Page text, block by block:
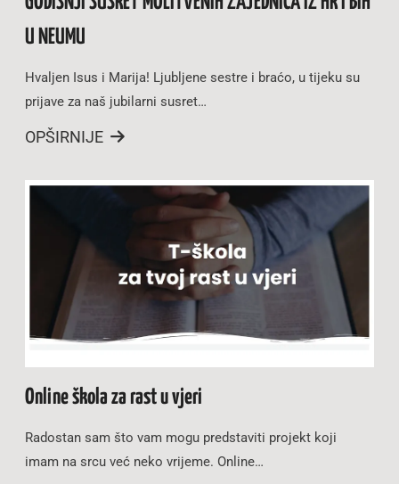
U NEUMU
Hvaljen Isus i Marija! Ljubljene sestre i braćo, u tijeku su
prijave za naš jubilarni susret…
OPŠIRNIJE
Online škola za rast u vjeri
Radostan sam što vam mogu predstaviti projekt koji
imam na srcu već neko vrijeme. Online…